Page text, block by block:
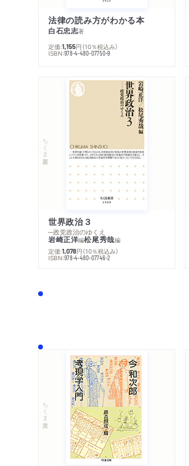
法律の読み方がわかる本
白石忠志著
定価:1,155円 （10％税込み）
ISBN:978-4-480-07750-9
ちくま新書
世界政治３
─政党政治のゆくえ
岩崎正洋編松尾秀哉編
定価:1,078円 （10％税込み）
ISBN:978-4-480-07746-2
ちくま文庫